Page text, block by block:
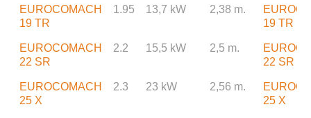
EUROCOMACH
19 TR
1.95 13,7 kW 2,38 m.
19 TR
EUROCOMACH
22 SR
2.2 15,5 kW 2,5 m.
22 SR
EUROCOMACH
25 X
2.3 23 kW 2,56 m.
25 X